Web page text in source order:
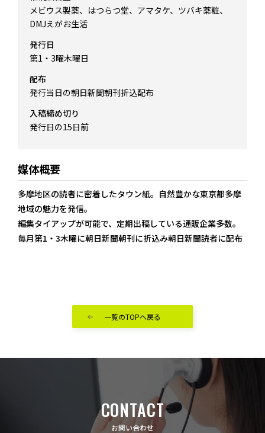
メビウス製薬、はつらつ堂、アマタケ、ツバキ薬粧、
DMJえがお生活
発行日
第1・3曜木曜日
配布
発行当日の朝日新聞朝刊折込配布
入稿締め切り
発行日の15日前
媒体概要
多摩地区の読者に密着したタウン紙。自然豊かな東京都多摩
地域の魅力を発信。
編集タイアップが可能で、定期出稿している通販企業多数。
毎月第1・3木曜に朝日新聞朝刊に折込み朝日新聞読者に配布
一覧のTOPへ戻る
CONTACT
お問い合わせ